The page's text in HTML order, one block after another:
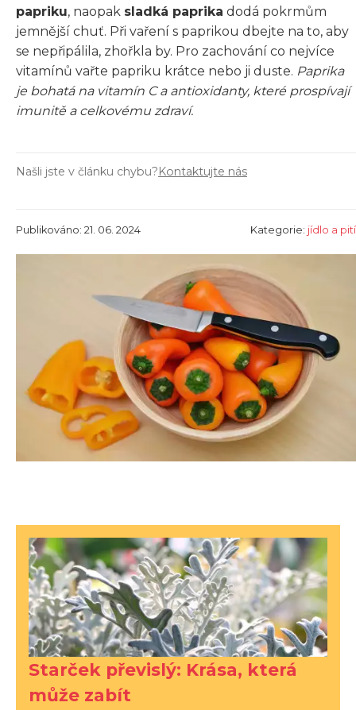
papriku, naopak sladká paprika dodá pokrmům
jemnější chuť. Při vaření s paprikou dbejte na to, aby
se nepřipálila, zhořkla by. Pro zachování co nejvíce
vitamínů vařte papriku krátce nebo ji duste. Paprika
je bohatá na vitamín C a antioxidanty, které prospívají
imunitě a celkovému zdraví.
Našli jste v článku chybu?Kontaktujte nás
Publikováno: 21. 06. 2024 Kategorie: jídlo a pití
Starček převislý: Krása, která
může zabít